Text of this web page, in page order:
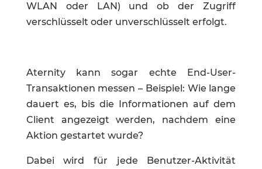
WLAN oder LAN) und ob der Zugriff
verschlüsselt oder unverschlüsselt erfolgt.
Aternity kann sogar echte End-User-
Transaktionen messen – Beispiel: Wie lange
dauert es, bis die Informationen auf dem
Client angezeigt werden, nachdem eine
Aktion gestartet wurde?
Dabei wird für jede Benutzer-Aktivität